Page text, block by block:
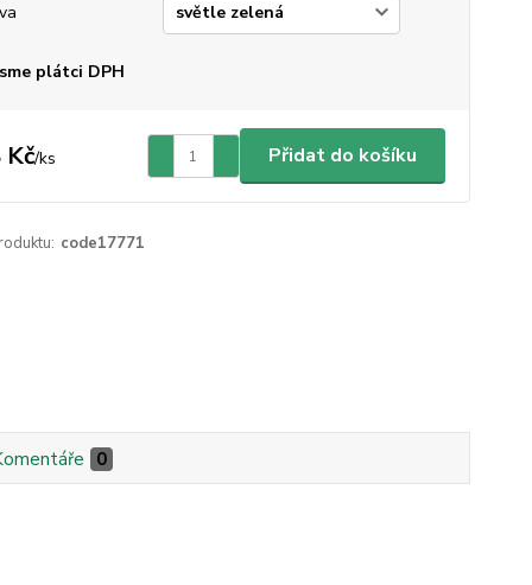
plátci DPH
Kč/ks Přidat do košíku
code17771
0